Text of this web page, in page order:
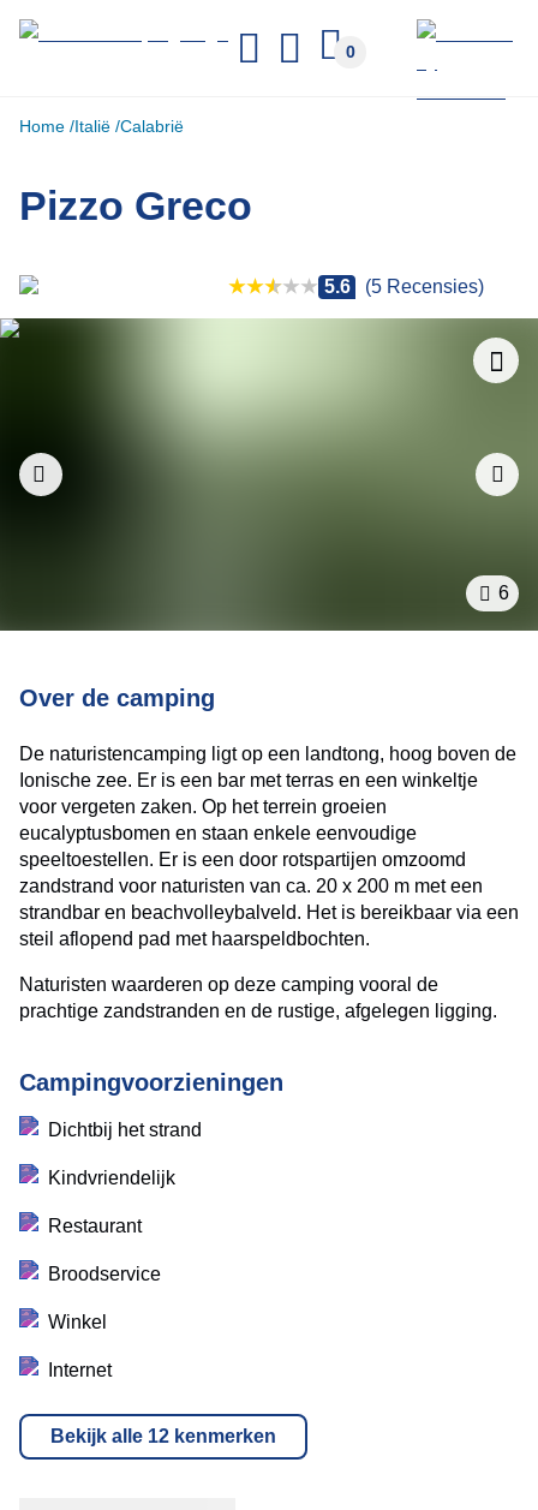
Home Italië Calabrië
Pizzo Greco
Camping overzicht 5.6 (5 Recensies)
6
Over de camping
De naturistencamping ligt op een landtong, hoog boven de
Ionische zee. Er is een bar met terras en een winkeltje
voor vergeten zaken. Op het terrein groeien
eucalyptusbomen en staan enkele eenvoudige
speeltoestellen. Er is een door rotspartijen omzoomd
zandstrand voor naturisten van ca. 20 x 200 m met een
strandbar en beachvolleybalveld. Het is bereikbaar via een
steil aflopend pad met haarspeldbochten.
Naturisten waarderen op deze camping vooral de
prachtige zandstranden en de rustige, afgelegen ligging.
Campingvoorzieningen
Dichtbij het strand
Kindvriendelijk
Restaurant
Broodservice
Winkel
Internet
Bekijk alle 12 kenmerken